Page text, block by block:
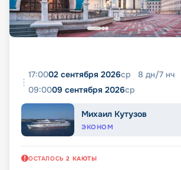
17:0002 сентября 2026ср 8 дн/7 нч
09:0009 сентября 2026ср
Михаил Кутузов
ЭКОНОМ
ОСТАЛОСЬ 2 КАЮТЫ